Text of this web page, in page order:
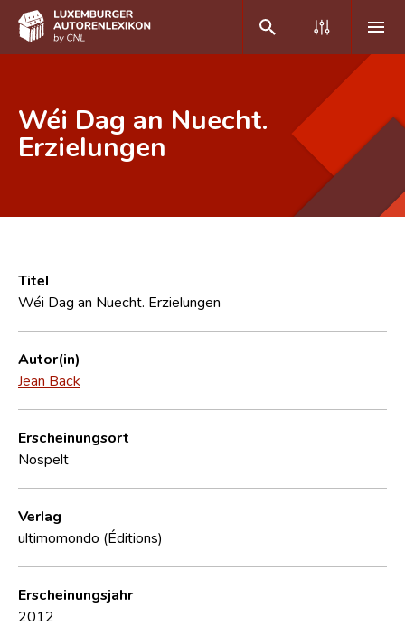
DE
Häufige Fragen und Antworten
CNL
Forschungsgruppe
Kontakt
Wéi Dag an Nuecht.
Erzielungen
Titel
Wéi Dag an Nuecht. Erzielungen
Autor(in)
Jean Back
Erscheinungsort
Nospelt
Verlag
ultimomondo (Éditions)
Erscheinungsjahr
2012